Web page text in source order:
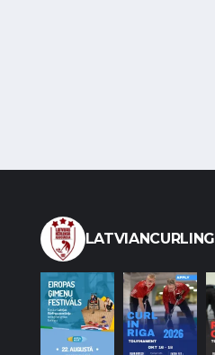
LATVIANCURLING